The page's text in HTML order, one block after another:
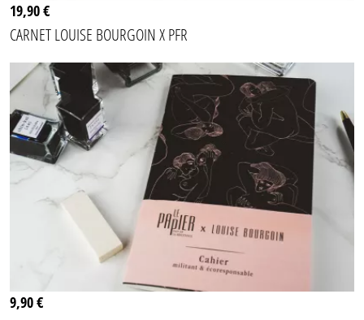
19,90 €
CARNET LOUISE BOURGOIN X PFR
9,90 €